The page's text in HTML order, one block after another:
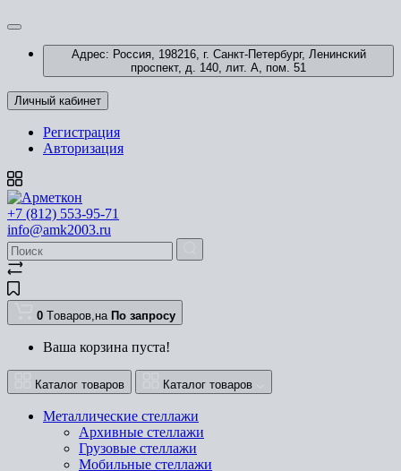
Адрес: Россия, 198216, г. Санкт-Петербург, Ленинский
проспект, д. 140, лит. А, пом. 51
Личный кабинет
Регистрация
Авторизация
+7 (812) 553-95-71
info@amk2003.ru
0 Tоваров,на По запросу
Ваша корзина пуста!
Каталог товаров Каталог товаров
Металлические стеллажи
Архивные стеллажи
Грузовые стеллажи
Мобильные стеллажи